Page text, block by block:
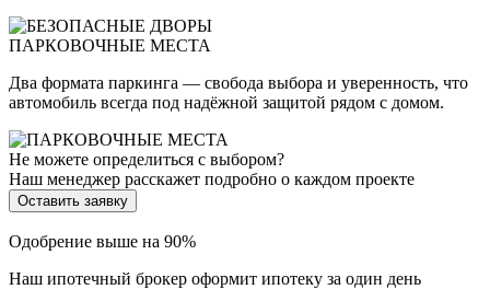
ПАРКОВОЧНЫЕ МЕСТА
Два формата паркинга — свобода выбора и уверенность, что
автомобиль всегда под надёжной защитой рядом с домом.
Не можете определиться с выбором?
Наш менеджер расскажет подробно о каждом проекте
Оставить заявку
Одобрение выше на 90%
Наш ипотечный брокер оформит ипотеку за один день